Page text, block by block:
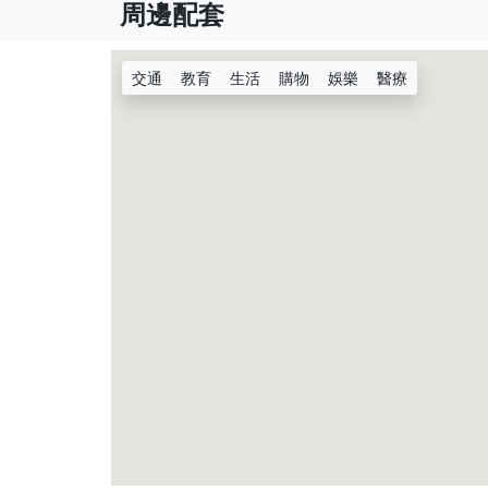
周邊配套
交通 教育 生活 購物 娛樂 醫療